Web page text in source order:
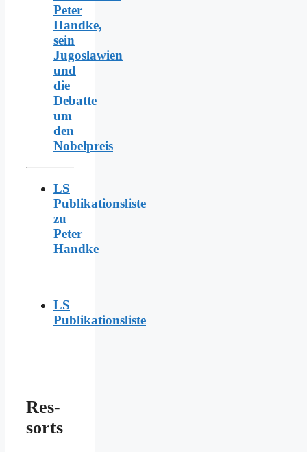
Peter
Handke,
sein
Jugoslawien
und
die
Debatte
um
den
Nobelpreis
LS
Publikationsliste
zu
Peter
Handke
LS
Publikationsliste
Res­
sorts